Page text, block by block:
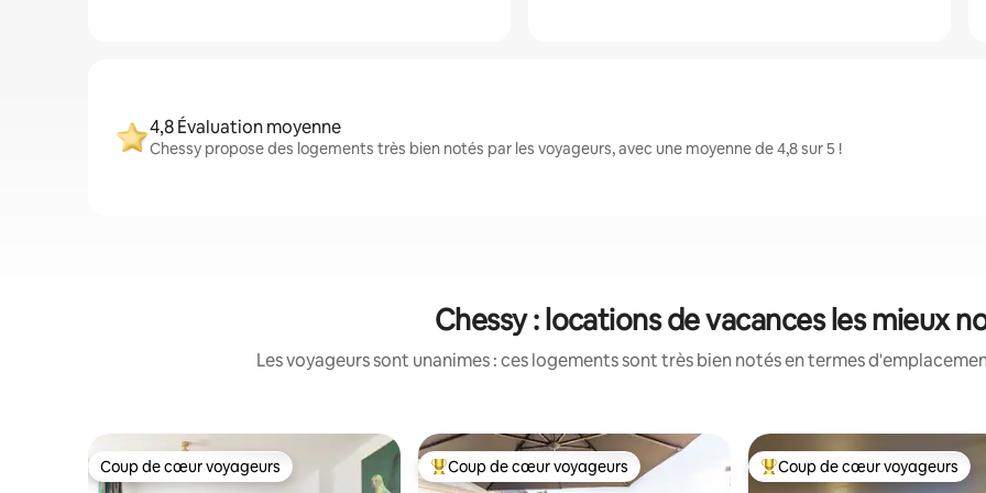
4,8 Évaluation moyenne
Chessy propose des logements très bien notés par les voyageurs, avec une moyenne de 4,8 sur 5 !
Chessy : locations de vacances les mieux
Les voyageurs sont unanimes : ces logements sont très bien notés en termes
Coup de cœur voyageurs
Coup de cœur voyageurs Coups de cœur voyageurs les plus appréciés
Coup de cœur voyageurs Coups de cœur voyageurs les
Coup de cœur voyageurs